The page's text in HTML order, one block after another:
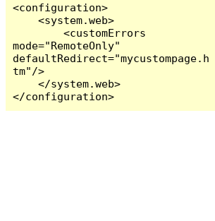
<configuration>
    <system.web>
        <customErrors
mode="RemoteOnly"
defaultRedirect="mycustompage.h
tm"/>
    </system.web>
</configuration>